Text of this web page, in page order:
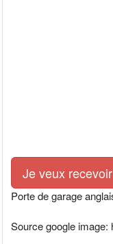
Je veux
Porte de garage
Source google